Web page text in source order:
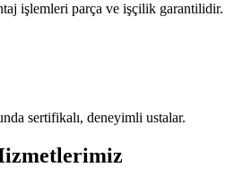
işlemleri parça ve işçilik garantilidir.
sertifikalı, deneyimli ustalar.